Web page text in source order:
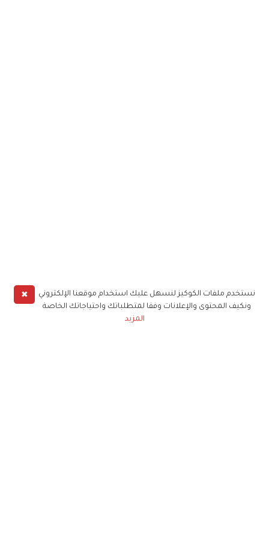
✖
نستخدم ملفات الكوكيز لنسهل عليك استخدام موقعنا الإلكتروني
ونكيف المحتوى والإعلانات وفقا لمتطلباتك واحتياجاتك الخاصة
المزيد